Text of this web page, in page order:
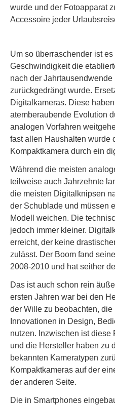
wurde und der Fotoapparat
Accessoire jeder
Um so überraschender ist
Geschwindigkeit die
nach der
zurückgedrängt wurde.
Digitalkameras. Diese
atemberaubende Evolution
analogen Vorfahren
fast allen Haushalten wurde
Kompaktkamera durch ein
Während die meisten
teilweise auch Jahrzehnte
die meisten Digitalknipsen
der Schublade und müssen
Modell weichen. Die
jedoch immer kleiner.
erreicht, der keine
zulässt. Der Boom fand
2008-2010 und hat seither
Das ist auch schon rein
ersten Jahren war bei den
der Wille zu beobachten, die
Innovationen in Design,
nutzen. Inzwischen ist diese
und die Hersteller haben zu
bekannten Kameratypen
Kompaktkameras auf der
der anderen Seite.
Die in Smartphones